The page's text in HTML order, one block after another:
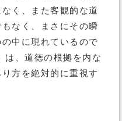
く、また客観的な道
なく、まさにその瞬
中に現れているので
は、道徳の根拠を内な
方を絶対的に重視す